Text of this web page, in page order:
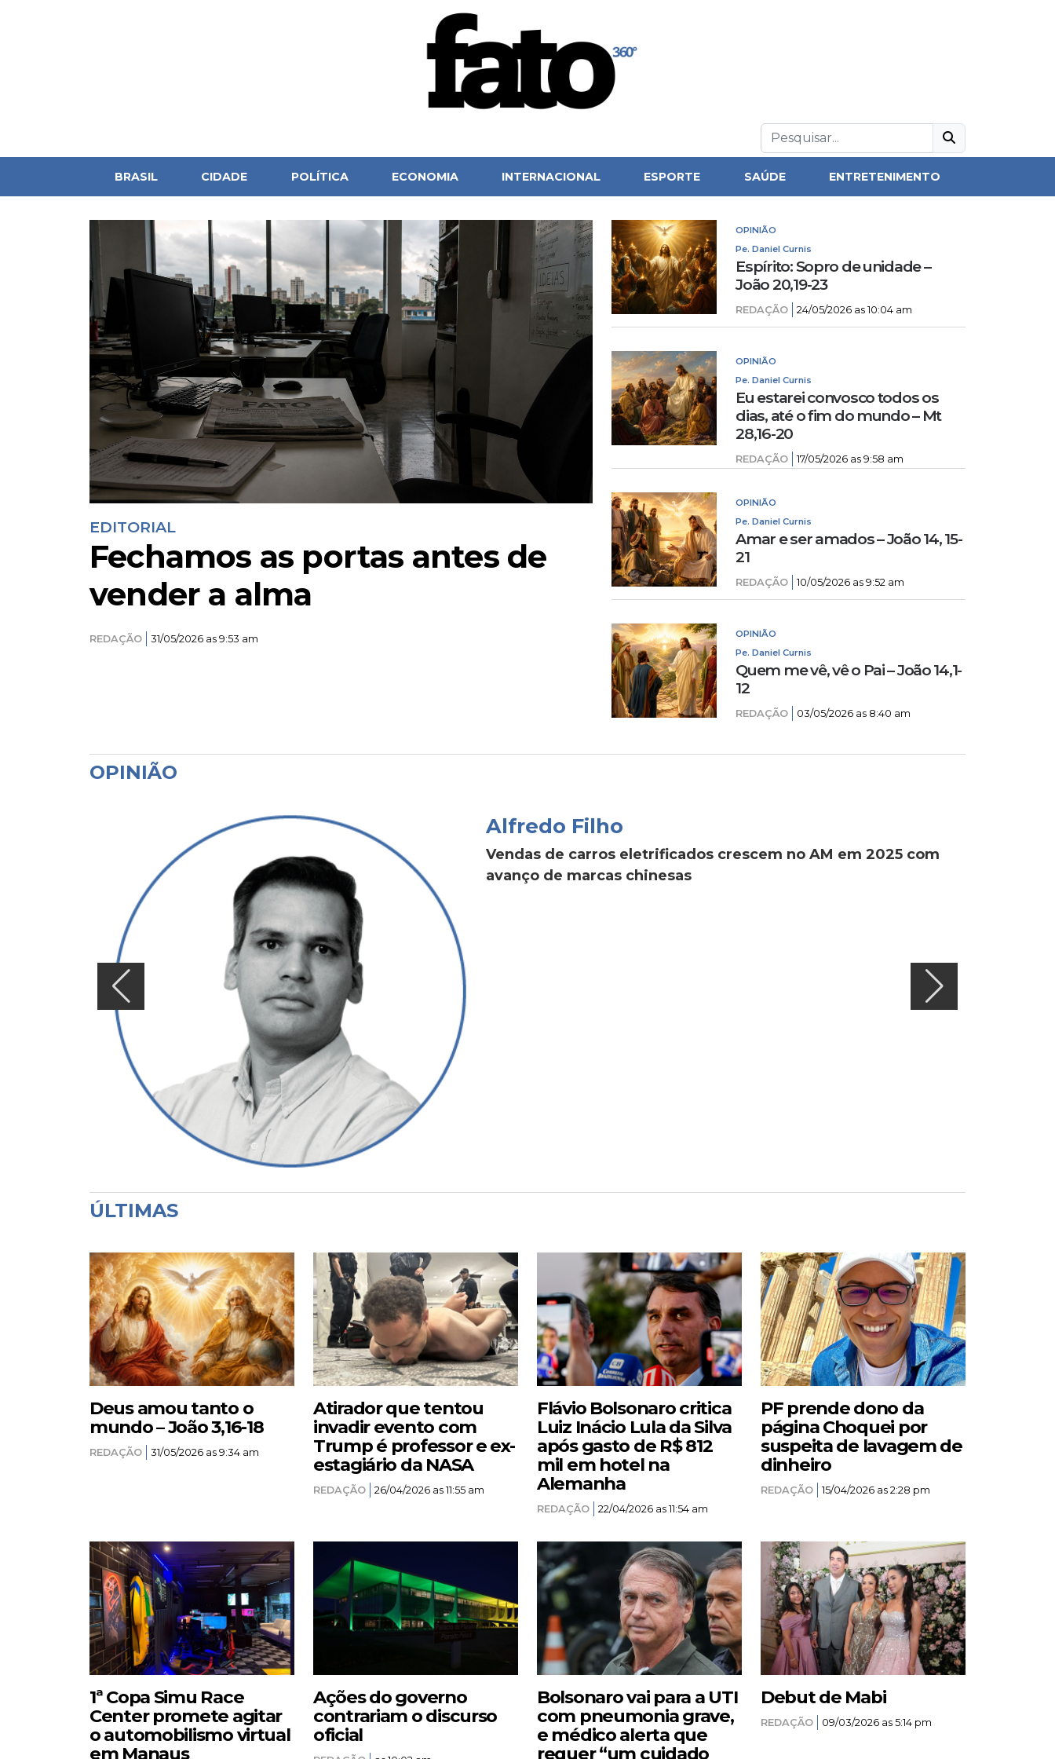
BRASIL CIDADE POLÍTICA ECONOMIA INTERNACIONAL ESPORTE SAÚDE ENTRETENIMENTO
EDITORIAL
Fechamos as portas antes de
vender a alma
REDAÇÃO 31/05/2026 as 9:53 am
OPINIÃO
Pe. Daniel Curnis
Espírito: Sopro de unidade –
João 20,19-23
REDAÇÃO 24/05/2026 as 10:04 am
OPINIÃO
Pe. Daniel Curnis
Eu estarei convosco todos os
dias, até o fim do mundo – Mt
28,16-20
REDAÇÃO 17/05/2026 as 9:58 am
OPINIÃO
Pe. Daniel Curnis
Amar e ser amados – João 14, 15-
21
REDAÇÃO 10/05/2026 as 9:52 am
OPINIÃO
Pe. Daniel Curnis
Quem me vê, vê o Pai – João 14,1-
12
REDAÇÃO 03/05/2026 as 8:40 am
OPINIÃO
Alfredo Filho
Vendas de carros eletrificados crescem no AM em 2025 com
avanço de marcas chinesas
ÚLTIMAS
Deus amou tanto o
mundo – João 3,16-18
REDAÇÃO 31/05/2026 as 9:34 am
Atirador que tentou
invadir evento com
Trump é professor e ex-
estagiário da NASA
REDAÇÃO 26/04/2026 as 11:55 am
Flávio Bolsonaro critica
Luiz Inácio Lula da Silva
após gasto de R$ 812
mil em hotel na
Alemanha
REDAÇÃO 22/04/2026 as 11:54 am
PF prende dono da
página Choquei por
suspeita de lavagem de
dinheiro
REDAÇÃO 15/04/2026 as 2:28 pm
1ª Copa Simu Race
Center promete agitar
o automobilismo virtual
em Manaus
Ações do governo
contrariam o discurso
oficial
Bolsonaro vai para a UTI
com pneumonia grave,
e médico alerta que
requer “um cuidado
Debut de Mabi
REDAÇÃO 09/03/2026 as 5:14 pm